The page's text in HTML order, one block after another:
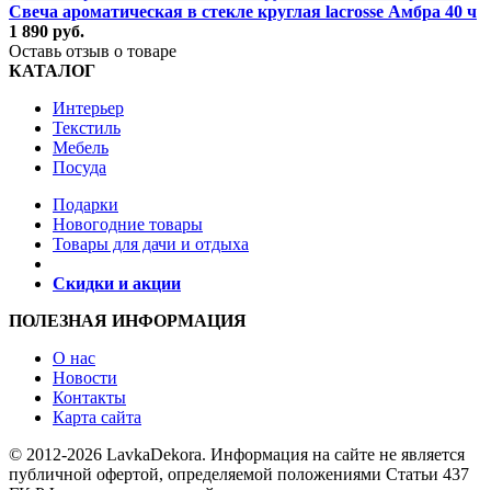
Свеча ароматическая в стекле круглая lacrosse Амбра 40 ч
1 890 руб.
Оставь отзыв о товаре
КАТАЛОГ
Интерьер
Текстиль
Мебель
Посуда
Подарки
Новогодние товары
Товары для дачи и отдыха
Скидки и акции
ПОЛЕЗНАЯ ИНФОРМАЦИЯ
О нас
Новости
Контакты
Карта сайта
© 2012-2026 LavkaDekora. Информация на сайте не является
публичной офертой, определяемой положениями Статьи 437